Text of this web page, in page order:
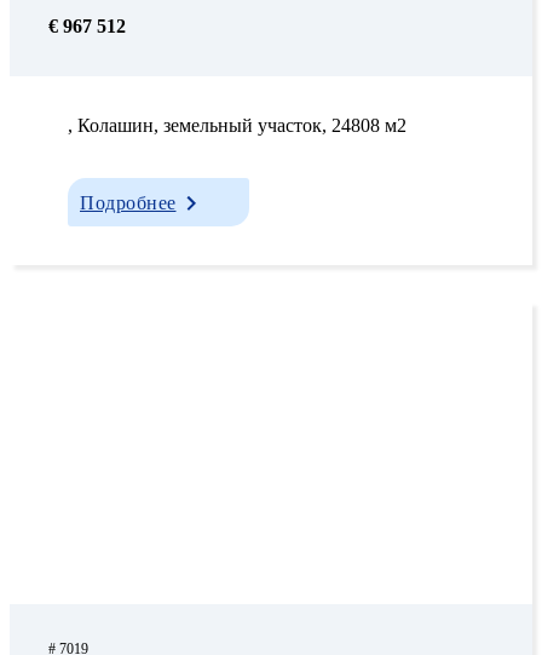
€ 967 512
, Колашин, земельный участок, 24808 м2
Подробнее
# 7019